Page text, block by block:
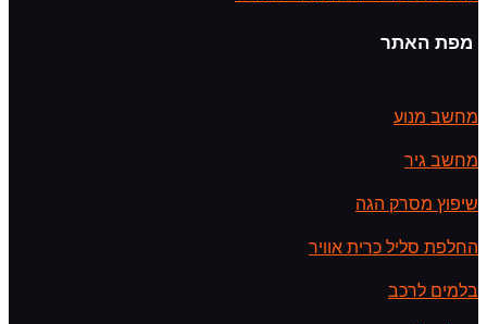
מפת האתר
מחשב מנוע
מחשב גיר
שיפוץ מסרק הגה
החלפת סליל כרית אוויר
בלמים לרכב